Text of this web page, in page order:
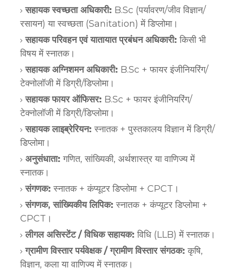
सहायक स्वच्छता अधिकारी: B.Sc (पर्यावरण/जीव विज्ञान/
रसायन) या स्वच्छता (Sanitation) में डिप्लोमा।
सहायक परिवहन एवं यातायात प्रबंधन अधिकारी: किसी भी
विषय में स्नातक।
सहायक अग्निशमन अधिकारी: B.Sc + फायर इंजीनियरिंग/
टेक्नोलॉजी में डिग्री/डिप्लोमा।
सहायक फायर ऑफिसर: B.Sc + फायर इंजीनियरिंग/
टेक्नोलॉजी में डिग्री/डिप्लोमा।
सहायक लाइब्रेरियन: स्नातक + पुस्तकालय विज्ञान में डिग्री/
डिप्लोमा।
अनुसंधाता: गणित, सांख्यिकी, अर्थशास्त्र या वाणिज्य में
स्नातक।
संगणक: स्नातक + कंप्यूटर डिप्लोमा + CPCT।
संगणक, सांख्यिकीय लिपिक: स्नातक + कंप्यूटर डिप्लोमा +
CPCT।
लीगल असिस्टेंट / विधिक सहायक: विधि (LLB) में स्नातक।
ग्रामीण विस्तार पर्यवेक्षक / ग्रामीण विस्तार संगठक: कृषि,
विज्ञान, कला या वाणिज्य में स्नातक।